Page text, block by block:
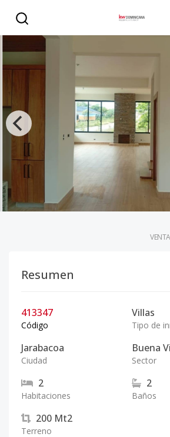
VENTA
Resumen
413347
Código
Villas
Tipo de
Jarabacoa
Ciudad
Buena
Sector
2
Habitaciones
2
Baños
200 Mt2
Terreno